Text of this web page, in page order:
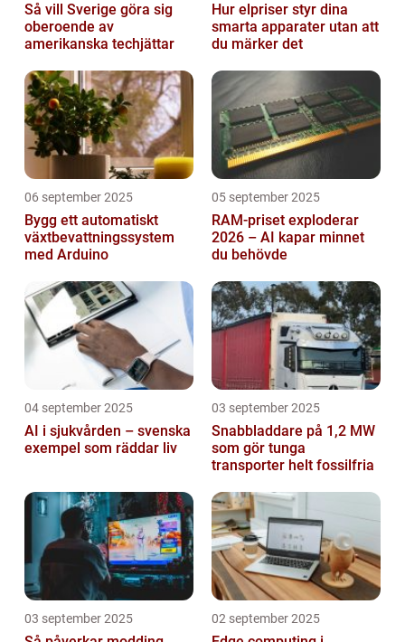
Så vill Sverige göra sig
oberoende av
amerikanska techjättar
Hur elpriser styr dina
smarta apparater utan att
du märker det
06 september 2025
Bygg ett automatiskt
växtbevattningssystem
med Arduino
05 september 2025
RAM-priset exploderar
2026 – AI kapar minnet
du behövde
04 september 2025
AI i sjukvården – svenska
exempel som räddar liv
03 september 2025
Snabbladdare på 1,2 MW
som gör tunga
transporter helt fossilfria
03 september 2025 02 september 2025